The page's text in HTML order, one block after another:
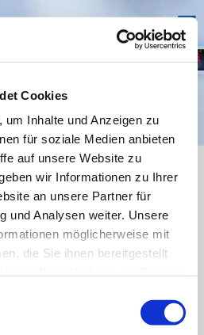
Cookies
Inhalte und Anzeigen zu
für soziale Medien anbieten
auf unsere Website zu
wir Informationen zu Ihrer
an unsere Partner für
und Analysen weiter. Unsere
möglicherweise mit
die Sie ihnen bereitgestellt
Str. 34 44809 Bochum